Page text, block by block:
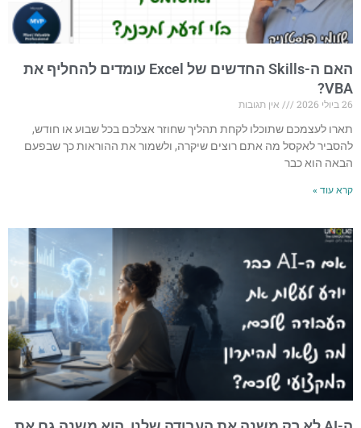
האם ה-Skills החדשים של Excel עומדים להחליף את
VBA?
26 ביולי 2026
אין תגובות
תארו לעצמכם שתוכלו לקחת תהליך שחוזר אצלכם בכל שבוע או חודש,
להסביר לאקסל מה אתם רוצים שיקרה, ולשמור את ההוראות כך שבפעם
הבאה הוא כבר
קרא עוד »